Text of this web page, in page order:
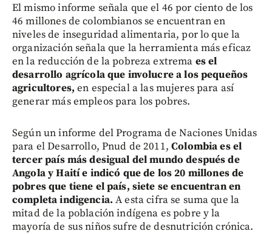
El mismo informe señala que el 46 por ciento de los
46 millones de colombianos se encuentran en
niveles de inseguridad alimentaria, por lo que la
organización señala que la herramienta más eficaz
en la reducción de la pobreza extrema es el
desarrollo agrícola que involucre a los pequeños
agricultores, en especial a las mujeres para así
generar más empleos para los pobres.
Según un informe del Programa de Naciones Unidas
para el Desarrollo, Pnud de 2011, Colombia es el
tercer país más desigual del mundo después de
Angola y Haití e indicó que de los 20 millones de
pobres que tiene el país, siete se encuentran en
completa indigencia. A esta cifra se suma que la
mitad de la población indígena es pobre y la
mayoría de sus niños sufre de desnutrición crónica.